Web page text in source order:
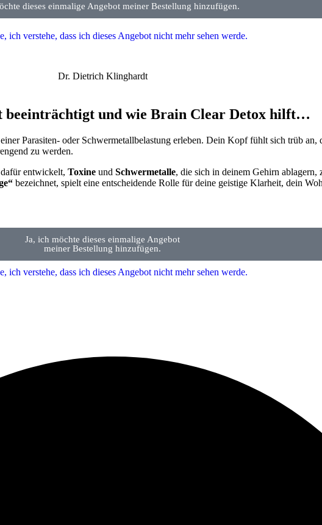
dieses einmalige Angebot meiner Bestellung hinzufügen.
ich verstehe, dass ich dieses Angebot nicht mehr sehen werde.
Dr. Dietrich Klinghardt
beeinträchtigt und wie Brain Clear Detox hilft…
Parasiten- oder Schwermetallbelastung erleben. Dein Kopf fühlt sich trüb
zu werden.
entwickelt, Toxine und Schwermetalle, die sich in deinem Gehirn ablagern,
bezeichnet, spielt eine entscheidende Rolle für deine geistige Klarheit, dein
Ja, ich möchte dieses einmalige Angebot
meiner Bestellung hinzufügen.
ich verstehe, dass ich dieses Angebot nicht mehr sehen werde.